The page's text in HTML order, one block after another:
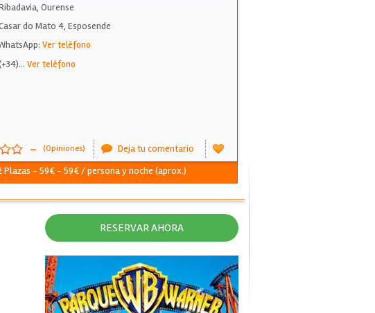
, Ourense
do Mato 4, Esposende
Ver teléfono
... Ver teléfono
- (Opiniones)
Deja tu comentario
Plazas - 59€ - 59€ / persona y noche (aprox.)
RESERVAR AHORA